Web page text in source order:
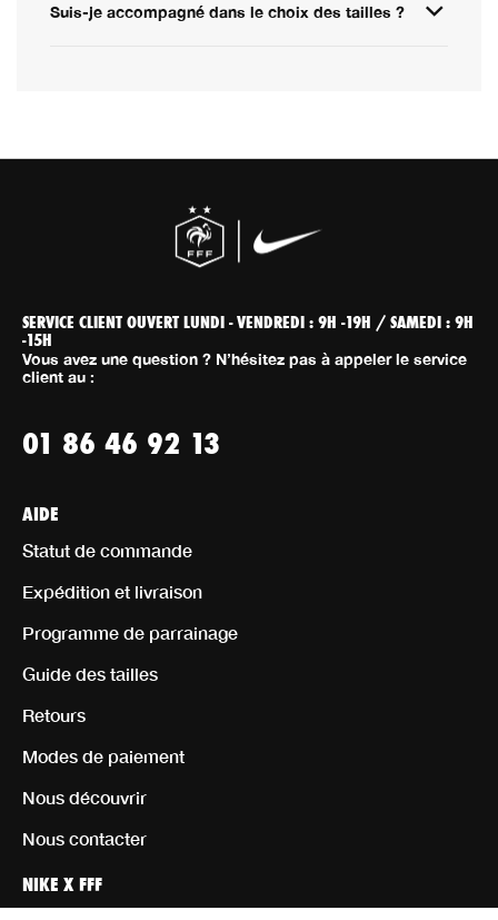
Suis-je accompagné dans le choix des tailles ?
SERVICE CLIENT OUVERT LUNDI - VENDREDI : 9H -19H / SAMEDI : 9H
-15H
Vous avez une question ? N’hésitez pas à appeler le service
client au :
01 86 46 92 13
AIDE
Statut de commande
Expédition et livraison
Programme de parrainage
Guide des tailles
Retours
Modes de paiement
Nous découvrir
Nous contacter
NIKE X FFF